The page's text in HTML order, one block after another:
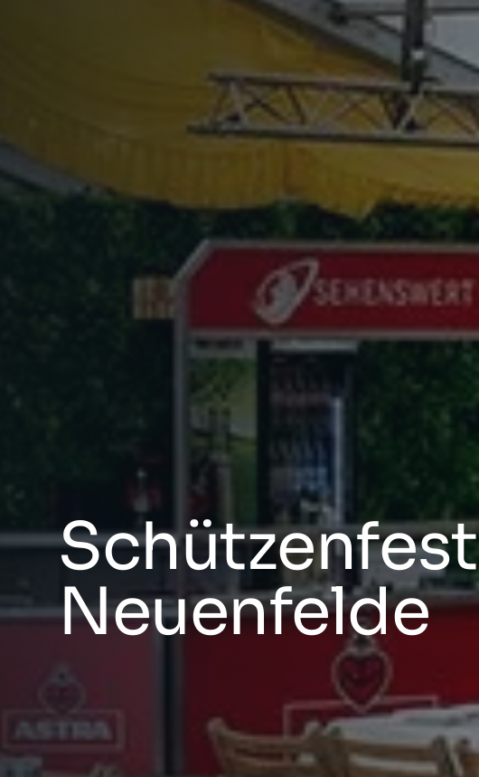
Schützenfest
Neuenfelde